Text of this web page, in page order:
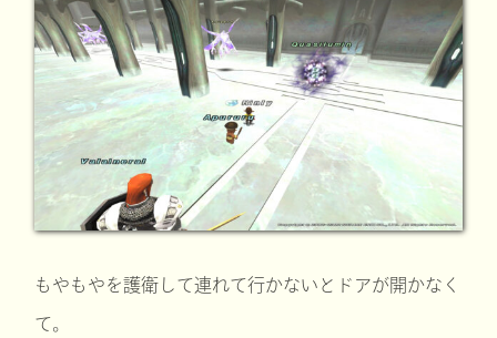
もやもやを護衛して連れて行かないとドアが開かなく
て。